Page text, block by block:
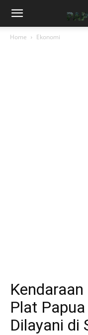
Home Ekonomi
Plat
Dilayani di